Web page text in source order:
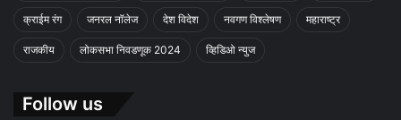
क्राईम रंग जनरल नॉलेज देश विदेश नवगण विश्लेषण महाराष्ट्र
राजकीय लोकसभा निवडणूक 2024 व्हिडिओ न्युज
Follow us